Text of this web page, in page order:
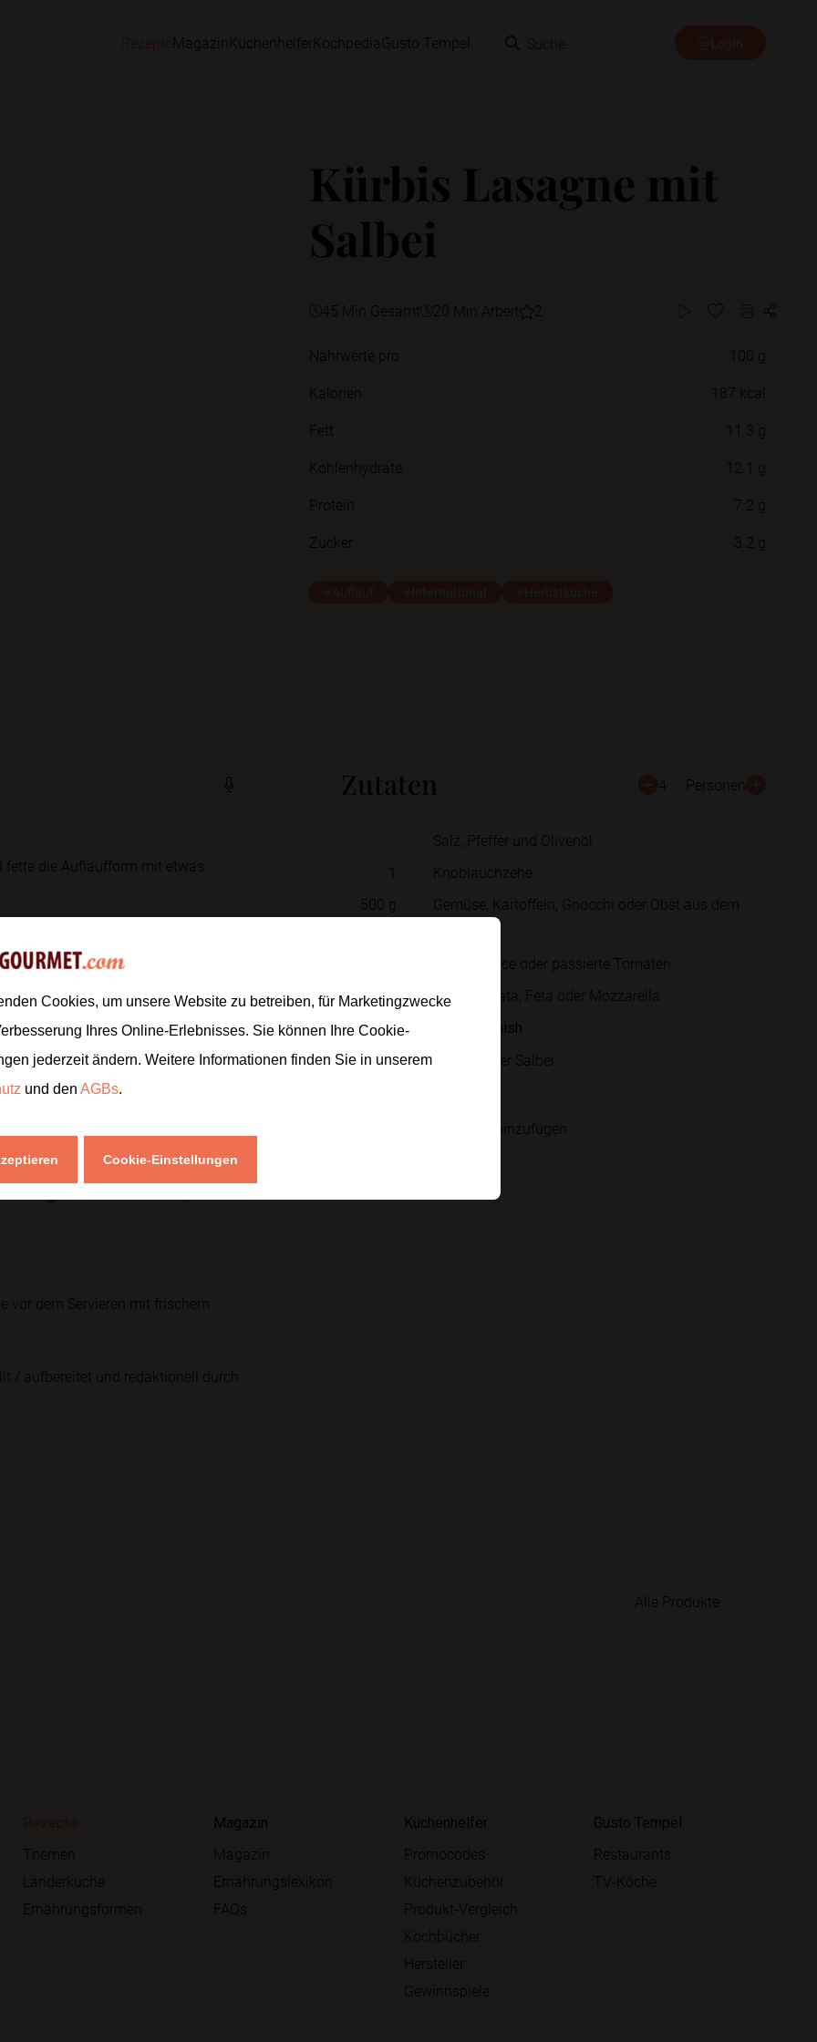
Magazin Küchenhelfer Kochpedia Gusto Tempel
Kürbis Lasagne mit
Salbei
45 Min Gesamt 20 Min Arbeit 2
Nährwerte pro
100 g
Kalorien
187 kcal
Fett
11.3 g
Kohlenhydrate
12.1 g
Protein
7.2 g
Zucker
3.2 g
Zutaten 4 Personen
Salz, Pfeffer und Olivenöl
1
Knoblauchzehe
500 g
Gemüse, Kartoffeln, Gnocchi oder Obst aus dem
Obers, Sauce oder passierte Tomaten
150g Käse, Burrata, Feta oder Mozzarella
Für das Finish
Kräuter oder Salbei
Zur Einkaufsliste hinzufügen
fette die Auflaufform mit etwas
Knoblauch in Olivenöl an,
und Pfeffer ab.
und verteile sie gleichmäßig,
Lasagne
vor dem Servieren mit frischem
/ aufbereitet und redaktionell durch
Alle Produkte
Themen
Länderküche
Ernährungsformen
Magazin
Magazin
Ernährungslexikon
FAQs
Küchenhelfer
Promocodes
Küchenzubehör
Produkt-Vergleich
Kochbücher
Hersteller
Gewinnspiele
Gusto Tempel
Restaurants
TV-Köche
Cookies, um unsere Website zu betreiben, für Marketingzwecke
Ihres Online-Erlebnisses. Sie können Ihre Cookie-
jederzeit ändern. Weitere Informationen finden Sie in unserem
und den AGBs.
Cookie-Einstellungen